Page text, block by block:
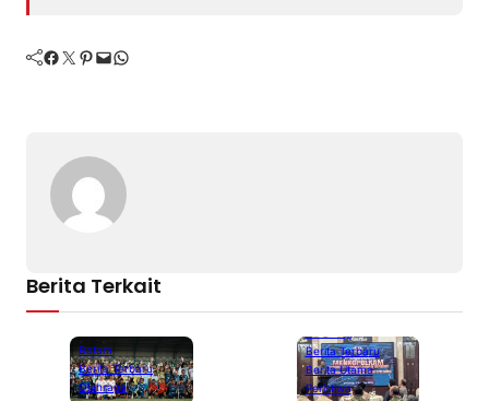
Facebook Twitter Pinterest Mail WhatsApp
Berita Terkait
Batam
Berita Terbaru
Olahraga
Berita Terbaru
Berita Utama
Peristiwa